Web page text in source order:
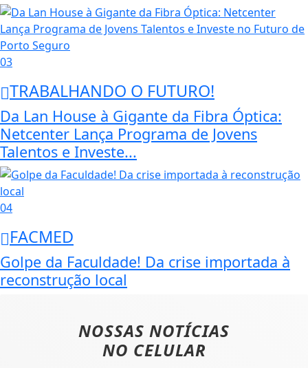
03
TRABALHANDO O FUTURO!
Da Lan House à Gigante da Fibra Óptica:
Netcenter Lança Programa de Jovens
Talentos e Investe...
04
FACMED
Golpe da Faculdade! Da crise importada à
reconstrução local
NOSSAS NOTÍCIAS
NO CELULAR